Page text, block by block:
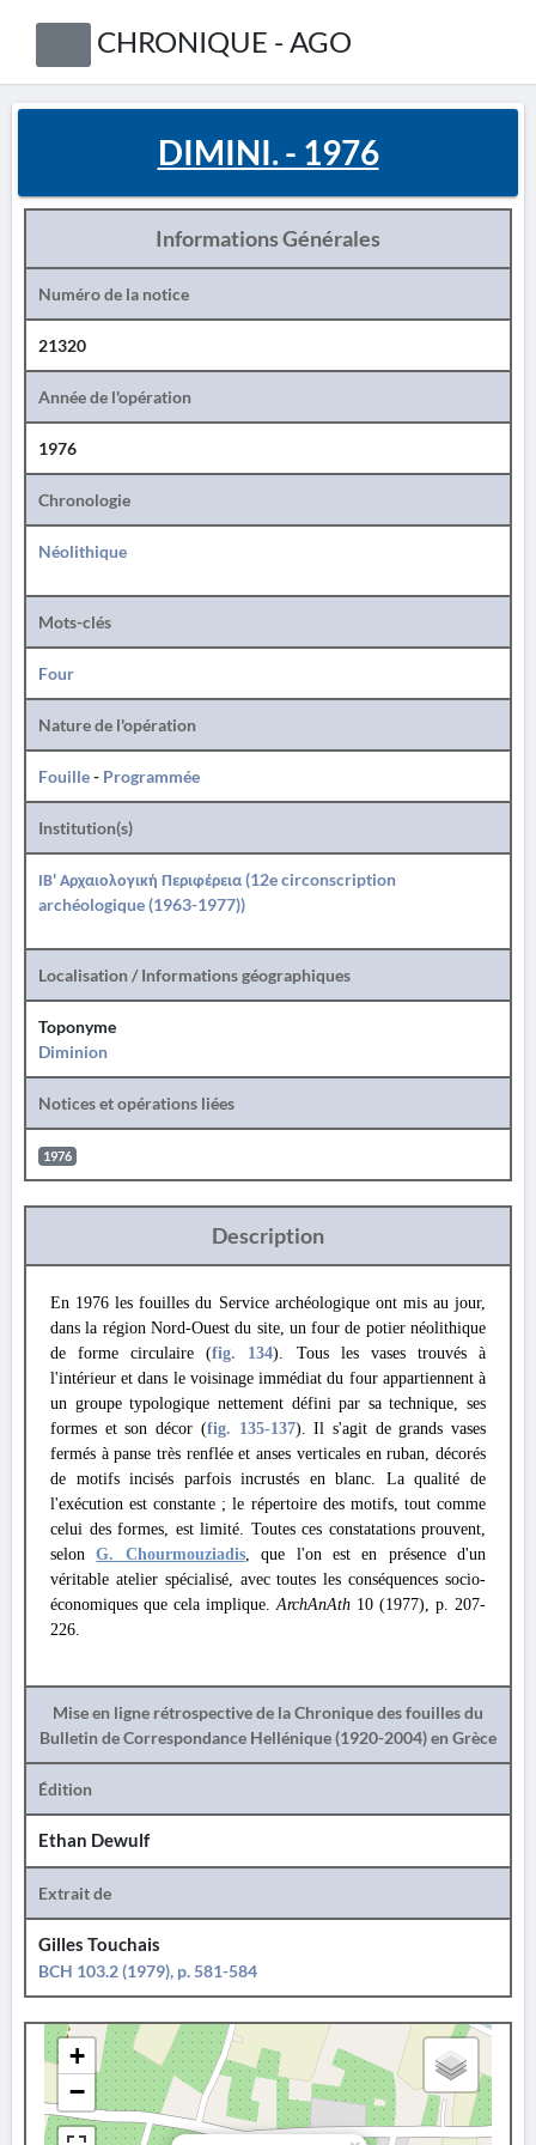
CHRONIQUE - AGO
DIMINI. - 1976
Informations Générales
Numéro de la notice
21320
Année de l'opération
1976
Chronologie
Néolithique
Mots-clés
Four
Nature de l'opération
Fouille- Programmée
Institution(s)
ΙΒ' Αρχαιολογική Περιφέρεια (12e circonscription
archéologique (1963-1977))
Localisation / Informations géographiques
Toponyme
Diminion
Notices et opérations liées
1976
Description
En 1976 les fouilles du Service archéologique ont mis au jour,
dans la région Nord-Ouest du site, un four de potier néolithique
de forme circulaire (fig. 134). Tous les vases trouvés à
l'intérieur et dans le voisinage immédiat du four appartiennent à
un groupe typologique nettement défini par sa technique, ses
formes et son décor (fig. 135-137). Il s'agit de grands vases
fermés à panse très renflée et anses verticales en ruban, décorés
de motifs incisés parfois incrustés en blanc. La qualité de
l'exécution est constante ; le répertoire des motifs, tout comme
celui des formes, est limité. Toutes ces constatations prouvent,
selonG. Chourmouziadis, que l'on est en présence d'un
véritable atelier spécialisé, avec toutes les conséquences socio-
économiques que cela implique.ArchAnAth 10 (1977), p. 207-
226.
Mise en ligne rétrospective de la Chronique des fouilles du
Bulletin de Correspondance Hellénique (1920-2004) en Grèce
Édition
Ethan Dewulf
Extrait de
Gilles Touchais
BCH 103.2 (1979), p. 581-584
+
−